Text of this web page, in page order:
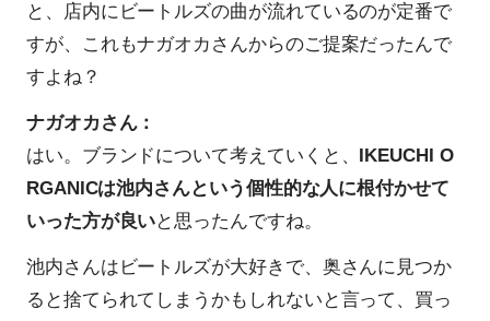
と、店内にビートルズの曲が流れているのが定番で
すが、これもナガオカさんからのご提案だったんで
すよね？
ナガオカさん：
はい。ブランドについて考えていくと、 IKEUCHI O
RGANICは池内さんという個性的な人に根付かせて
いった方が良いと思ったんですね。
池内さんはビートルズが大好きで、奥さんに見つか
ると捨てられてしまうかもしれないと言って、買っ